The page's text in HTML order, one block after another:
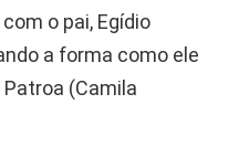
o pai, Egídio
a forma como ele
(Camila